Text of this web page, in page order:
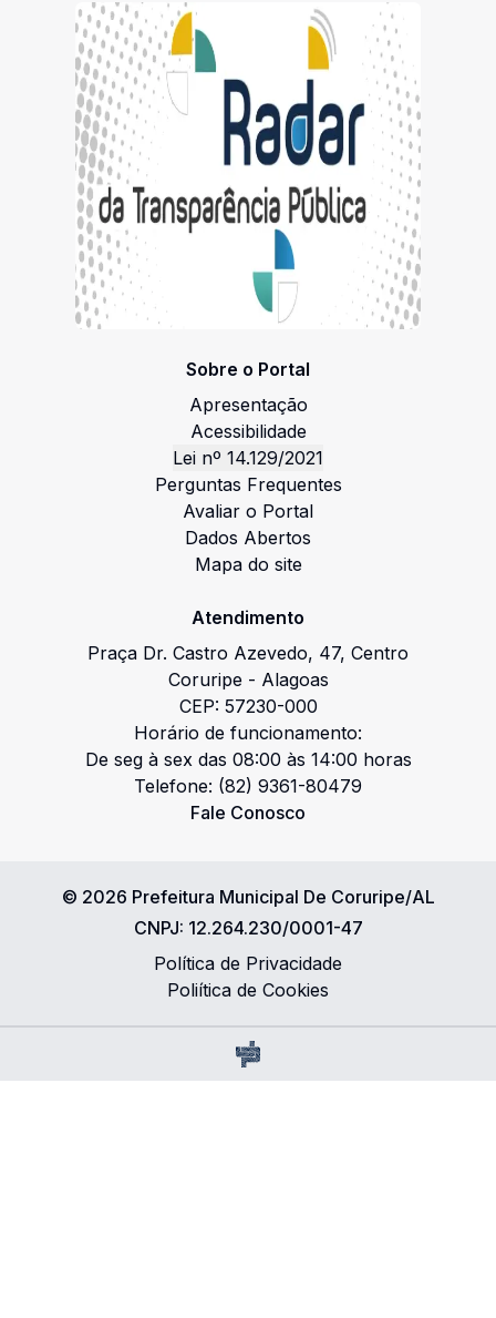
Sobre o Portal
Apresentação
Acessibilidade
Lei nº 14.129/2021
Perguntas Frequentes
Avaliar o Portal
Dados Abertos
Mapa do site
Atendimento
Praça Dr. Castro Azevedo, 47, Centro
Coruripe- Alagoas
CEP: 57230-000
Horário de funcionamento:
De seg à sex das 08:00 às 14:00 horas
Telefone: (82) 9361-80479
Fale Conosco
© 2026 Prefeitura Municipal De Coruripe/AL
CNPJ: 12.264.230/0001-47
Política de Privacidade
Poliítica de Cookies